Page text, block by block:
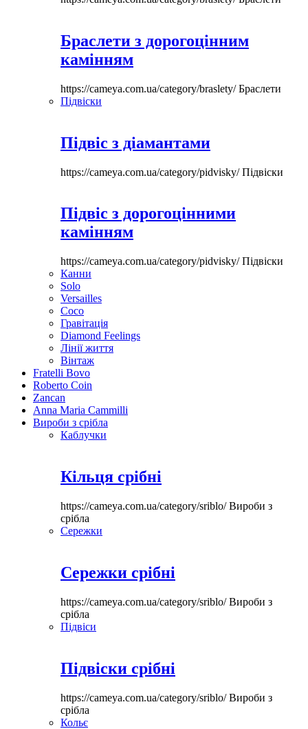
Браслети з дорогоцінним
камінням
https://cameya.com.ua/category/braslety/Браслети
Підвіски
Підвіс з діамантами
https://cameya.com.ua/category/pidvisky/Підвіски
Підвіс з дорогоцінними
камінням
https://cameya.com.ua/category/pidvisky/Підвіски
Канни
Solo
Versailles
Coco
Гравітація
Diamond Feelings
Лінії життя
Вінтаж
Fratelli Bovo
Roberto Coin
Zancan
Anna Maria Cammilli
Вироби з срібла
Каблучки
Кільця срібні
https://cameya.com.ua/category/sriblo/Вироби з
срібла
Сережки
Сережки срібні
https://cameya.com.ua/category/sriblo/Вироби з
срібла
Підвіси
Підвіски срібні
https://cameya.com.ua/category/sriblo/Вироби з
срібла
Кольє